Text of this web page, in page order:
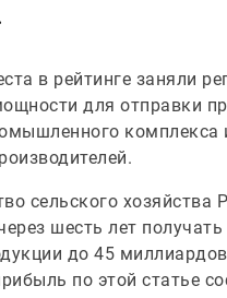
в рейтинге заняли
для отправки
комплекса
сельского хозяйства
шесть лет
до 45
по этой статье